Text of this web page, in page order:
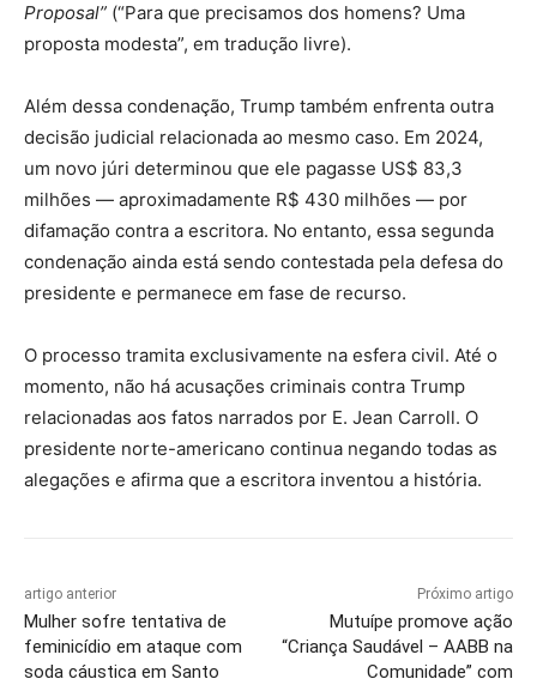
Proposal” (“Para que precisamos dos homens? Uma
proposta modesta”, em tradução livre).
Além dessa condenação, Trump também enfrenta outra
decisão judicial relacionada ao mesmo caso. Em 2024,
um novo júri determinou que ele pagasse US$ 83,3
milhões — aproximadamente R$ 430 milhões — por
difamação contra a escritora. No entanto, essa segunda
condenação ainda está sendo contestada pela defesa do
presidente e permanece em fase de recurso.
O processo tramita exclusivamente na esfera civil. Até o
momento, não há acusações criminais contra Trump
relacionadas aos fatos narrados por E. Jean Carroll. O
presidente norte-americano continua negando todas as
alegações e afirma que a escritora inventou a história.
artigo anterior
Mulher sofre tentativa de
feminicídio em ataque com
soda cáustica em Santo
Próximo artigo
Mutuípe promove ação
“Criança Saudável – AABB na
Comunidade” com